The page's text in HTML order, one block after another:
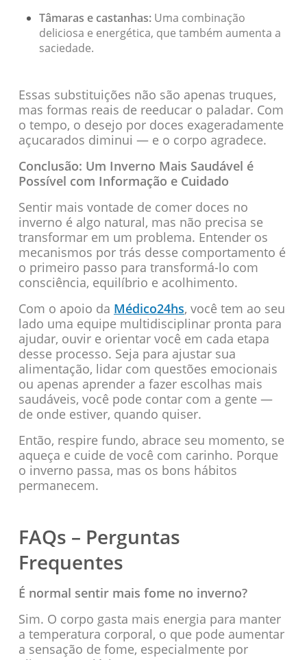
Tâmaras e castanhas:Uma combinação
deliciosa e energética, que também aumenta a
saciedade.
Essas substituições não são apenas truques,
mas formas reais de reeducar o paladar. Com
o tempo, o desejo por doces exageradamente
açucarados diminui — e o corpo agradece.
Conclusão: Um Inverno Mais Saudável é
Possível com Informação e Cuidado
Sentir mais vontade de comer doces no
inverno é algo natural, mas não precisa se
transformar em um problema. Entender os
mecanismos por trás desse comportamento é
o primeiro passo para transformá-lo com
consciência, equilíbrio e acolhimento.
Com o apoio da Médico24hs, você tem ao seu
lado uma equipe multidisciplinar pronta para
ajudar, ouvir e orientar você em cada etapa
desse processo. Seja para ajustar sua
alimentação, lidar com questões emocionais
ou apenas aprender a fazer escolhas mais
saudáveis, você pode contar com a gente —
de onde estiver, quando quiser.
Então, respire fundo, abrace seu momento, se
aqueça e cuide de você com carinho. Porque
o inverno passa, mas os bons hábitos
permanecem.
FAQs – Perguntas
Frequentes
É normal sentir mais fome no inverno?
Sim. O corpo gasta mais energia para manter
a temperatura corporal, o que pode aumentar
a sensação de fome, especialmente por